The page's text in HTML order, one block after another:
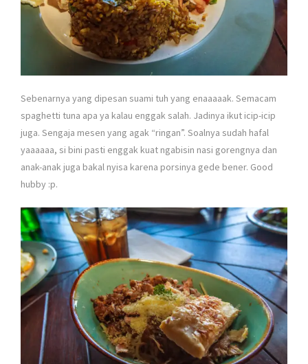
Sebenarnya yang dipesan suami tuh yang enaaaaak. Semacam
spaghetti tuna apa ya kalau enggak salah. Jadinya ikut icip-icip
juga. Sengaja mesen yang agak “ringan”. Soalnya sudah hafal
yaaaaaa, si bini pasti enggak kuat ngabisin nasi gorengnya dan
anak-anak juga bakal nyisa karena porsinya gede bener. Good
hubby :p.